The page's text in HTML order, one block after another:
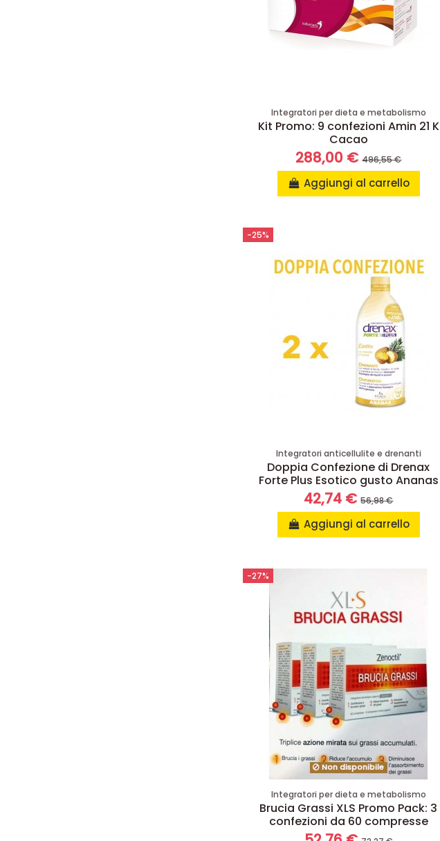
Integratori per dieta e metabolismo
Kit Promo: 9 confezioni Amin 21 K
Cacao
288,00 €496,55 €
Aggiungi al carrello
-25%
Integratori anticellulite e drenanti
Doppia Confezione di Drenax
Forte Plus Esotico gusto Ananas
42,74 €56,98 €
Aggiungi al carrello
-27%
Non disponibile
Integratori per dieta e metabolismo
Brucia Grassi XLS Promo Pack: 3
confezioni da 60 compresse